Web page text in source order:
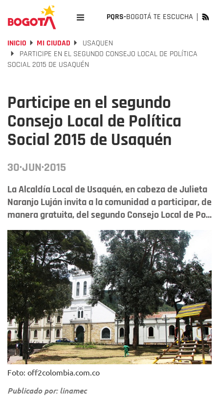
PQRS-BOGOTÁ TE ESCUCHA
INICIO MI CIUDAD
USAQUEN
PARTICIPE EN EL SEGUNDO CONSEJO LOCAL DE POLÍTICA
SOCIAL 2015 DE USAQUÉN
Participe en el segundo
Consejo Local de Política
Social 2015 de Usaquén
30·JUN·2015
La Alcaldía Local de Usaquén, en cabeza de Julieta
Naranjo Luján invita a la comunidad a participar, de
manera gratuita, del segundo Consejo Local de Po...
Foto: off2colombia.com.co
Publicado por: linamec